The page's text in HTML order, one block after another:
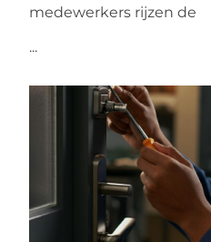
medewerkers rijzen de
...